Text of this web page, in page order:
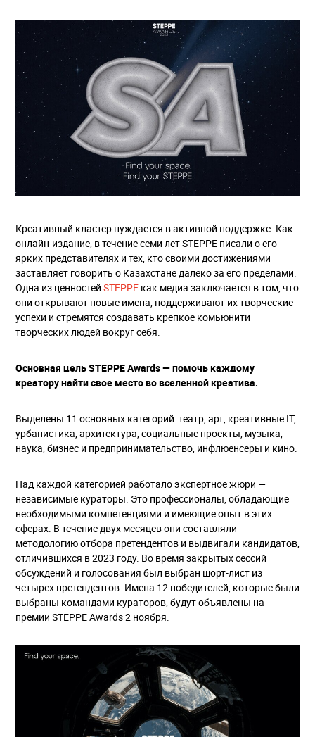
Креативный кластер нуждается в активной поддержке. Как
онлайн-издание, в течение семи лет STEPPE писали о его
ярких представителях и тех, кто своими достижениями
заставляет говорить о Казахстане далеко за его пределами.
Одна из ценностей STEPPE как медиа заключается в том, что
они открывают новые имена, поддерживают их творческие
успехи и стремятся создавать крепкое комьюнити
творческих людей вокруг себя.
Основная цель STEPPE Awards — помочь каждому
креатору найти свое место во вселенной креатива.
Выделены 11 основных категорий: театр, арт, креативные IT,
урбанистика, архитектура, социальные проекты, музыка,
наука, бизнес и предпринимательство, инфлюенсеры и кино.
Над каждой категорией работало экспертное жюри —
независимые кураторы. Это профессионалы, обладающие
необходимыми компетенциями и имеющие опыт в этих
сферах. В течение двух месяцев они составляли
методологию отбора претендентов и выдвигали кандидатов,
отличившихся в 2023 году. Во время закрытых сессий
обсуждений и голосования был выбран шорт-лист из
четырех претендентов. Имена 12 победителей, которые были
выбраны командами кураторов, будут объявлены на
премии STEPPE Awards 2 ноября.